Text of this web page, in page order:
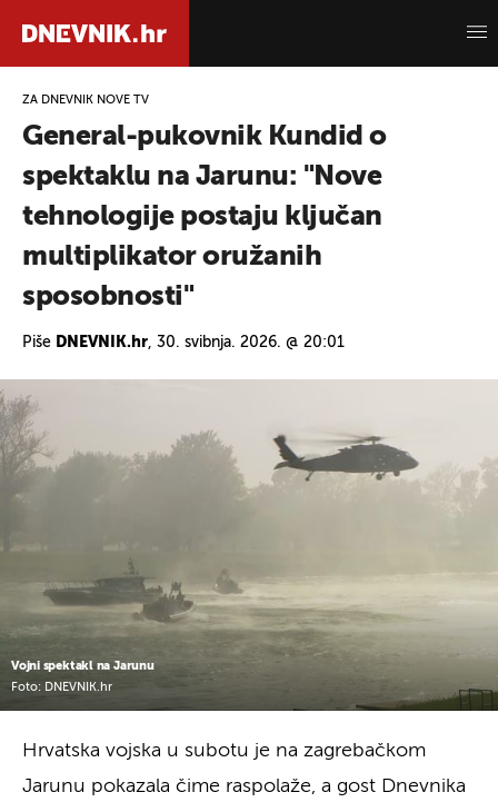
ZA DNEVNIK NOVE TV
General-pukovnik Kundid o
spektaklu na Jarunu: "Nove
tehnologije postaju ključan
multiplikator oružanih
sposobnosti"
Piše DNEVNIK.hr, 30. svibnja. 2026. @ 20:01
Vojni spektakl na Jarunu
Foto: DNEVNIK.hr
Hrvatska vojska u subotu je na zagrebačkom
Jarunu pokazala čime raspolaže, a gost Dnevnika